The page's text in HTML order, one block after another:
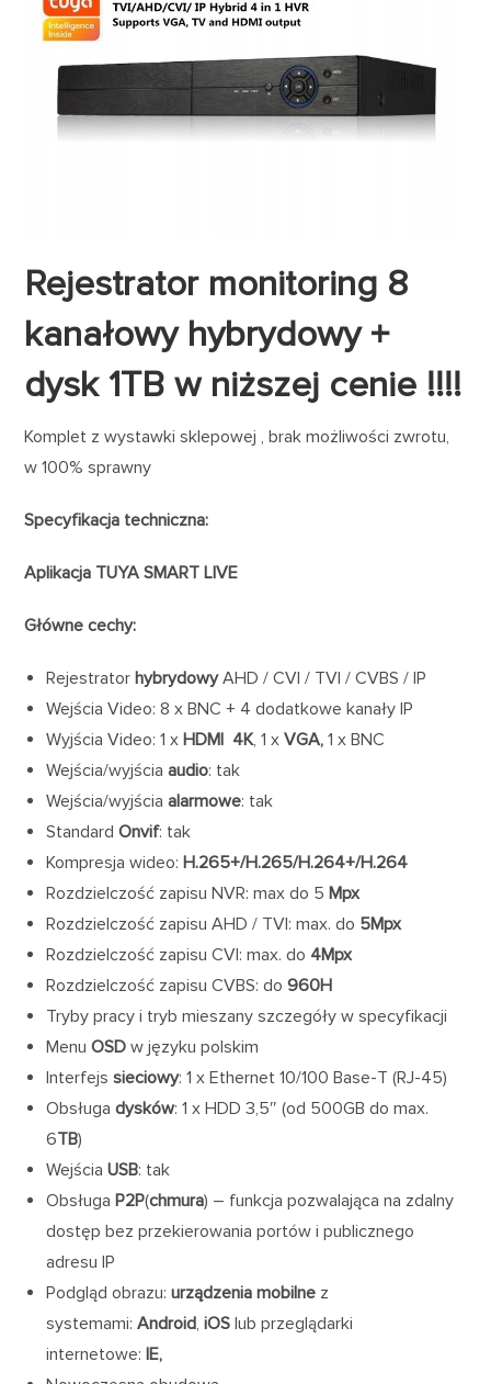
Rejestrator monitoring 8
kanałowy hybrydowy +
dysk 1TB w niższej cenie !!!!
Komplet z wystawki sklepowej , brak możliwości zwrotu,
w 100% sprawny
Specyfikacja techniczna:
Aplikacja TUYA SMART LIVE
Główne cechy:
RejestratorhybrydowyAHD / CVI / TVI / CVBS / IP
Wejścia Video: 8 x BNC + 4 dodatkowe kanały IP
Wyjścia Video: 1 xHDMI 4K, 1 xVGA, 1 x BNC
Wejścia/wyjściaaudio: tak
Wejścia/wyjściaalarmowe: tak
StandardOnvif: tak
Kompresja wideo:H.265+/H.265/H.264+/H.264
Rozdzielczość zapisu NVR: max do 5Mpx
Rozdzielczość zapisu AHD / TVI: max. do 5Mpx
Rozdzielczość zapisu CVI: max. do 4Mpx
Rozdzielczość zapisu CVBS: do960H
Tryby pracy i tryb mieszany szczegóły w specyfikacji
MenuOSD w języku polskim
Interfejssieciowy: 1 x Ethernet 10/100 Base-T (RJ-45)
Obsługadysków: 1 x HDD 3,5″ (od 500GB do max.
6TB)
WejściaUSB: tak
ObsługaP2P(chmura) – funkcja pozwalająca na zdalny
dostęp bez przekierowania portów i publicznego
adresu IP
Podgląd obrazu:urządzenia mobilne z
systemami:Android,iOS lub przeglądarki
internetowe:IE,